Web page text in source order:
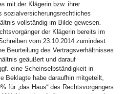
mit der Klägerin bzw. ihrer
sozialversicherungsrechtliches
vollständig im Bilde gewesen.
der Klägerin bereits im
vom 23.10.2014 zumindest
Beurteilung des Vertragsverhältnisses
geäußert und darauf
eine Scheinselbständigkeit in
Beklagte habe daraufhin mitgeteilt,
für „das Haus“ des Rechtsvorgängers